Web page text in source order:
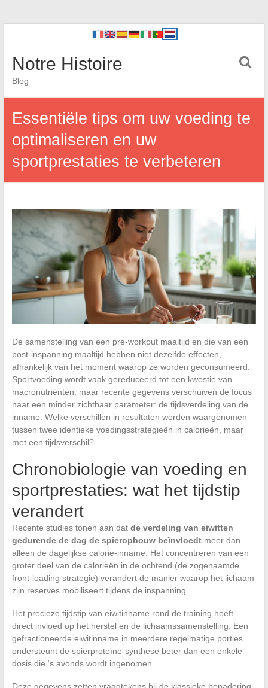
Notre Histoire
Blog
Essentiële tips om uw voeding te
optimaliseren en uw
sportprestaties te verbeteren
De samenstelling van een pre-workout maaltijd en die van een
post-inspanning maaltijd hebben niet dezelfde effecten,
afhankelijk van het moment waarop ze worden geconsumeerd.
Sportvoeding wordt vaak gereduceerd tot een kwestie van
macronutriënten, maar recente gegevens verschuiven de focus
naar een minder zichtbaar parameter: de tijdsverdeling van de
inname. Welke verschillen in resultaten worden waargenomen
tussen twee identieke voedingsstrategieën in calorieën, maar
met een tijdsverschil?
Chronobiologie van voeding en
sportprestaties: wat het tijdstip
verandert
Recente studies tonen aan dat de verdeling van eiwitten
gedurende de dag de spieropbouw beïnvloedtmeer dan
alleen de dagelijkse calorie-inname. Het concentreren van een
groter deel van de calorieën in de ochtend (de zogenaamde
front-loading strategie) verandert de manier waarop het lichaam
zijn reserves mobiliseert tijdens de inspanning.
Het precieze tijdstip van eiwitinname rond de training heeft
direct invloed op het herstel en de lichaamssamenstelling. Een
gefractioneerde eiwitinname in meerdere regelmatige porties
ondersteunt de spierproteïne-synthese beter dan een enkele
dosis die ‘s avonds wordt ingenomen.